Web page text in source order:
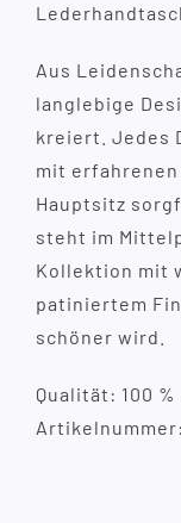
Aus
langlebige
kreiert. Jedes
mit
Hauptsitz
steht im
Kollektion mit
patiniertem
schöner wird.
Qualität: 100